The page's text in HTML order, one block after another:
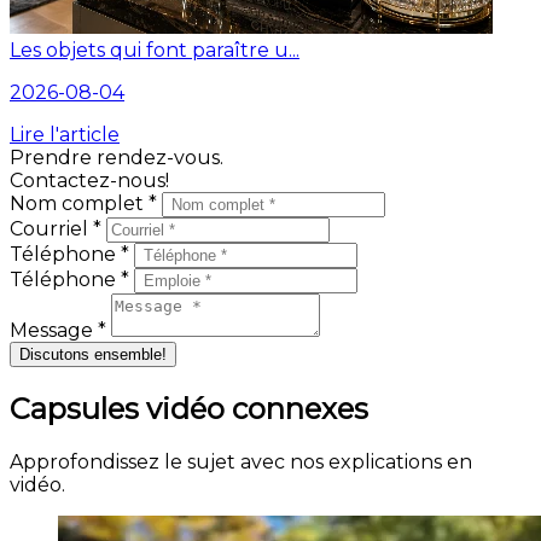
Les objets qui font paraître u...
2026-08-04
Lire l'article
Prendre rendez-vous.
Contactez-nous!
Nom complet *
Courriel *
Téléphone *
Téléphone *
Message *
Discutons ensemble!
Capsules vidéo connexes
Approfondissez le sujet avec nos explications en
vidéo.